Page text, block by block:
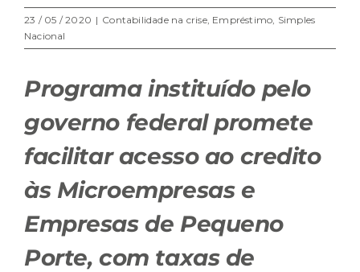
23 / 05 / 2020 | Contabilidade na crise, Empréstimo, Simples
Nacional
Programa instituído pelo
governo federal promete
facilitar acesso ao credito
às Microempresas e
Empresas de Pequeno
Porte, com taxas de